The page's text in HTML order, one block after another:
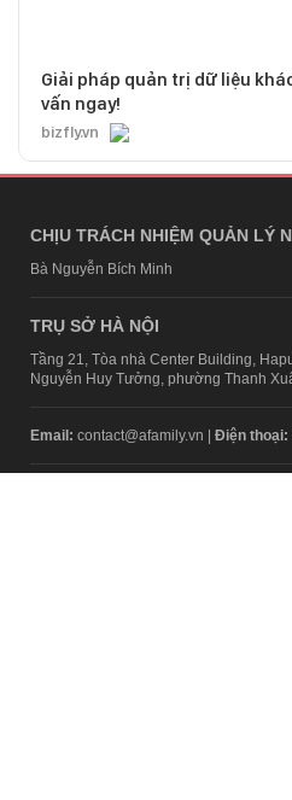
Giải pháp quản trị dữ liệu
vấn ngay!
bizfly.vn
CHỊU TRÁCH NHIỆM QUẢN LÝ
Bà Nguyễn Bích Minh
TRỤ SỞ HÀ NỘI
Tầng 21, Tòa nhà Center Building,
Nguyễn Huy Tưởng, phường Thanh
Email: contact@afamily.vn | Điện thoại: